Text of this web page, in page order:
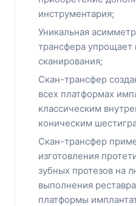
инструментария;
Уникальная
трансфера упрощает
сканирования;
Скан-трансфер
всех платформах
классическим
коническим
Скан-трансфер
изготовления
зубных протезов на
выполнения
платформы